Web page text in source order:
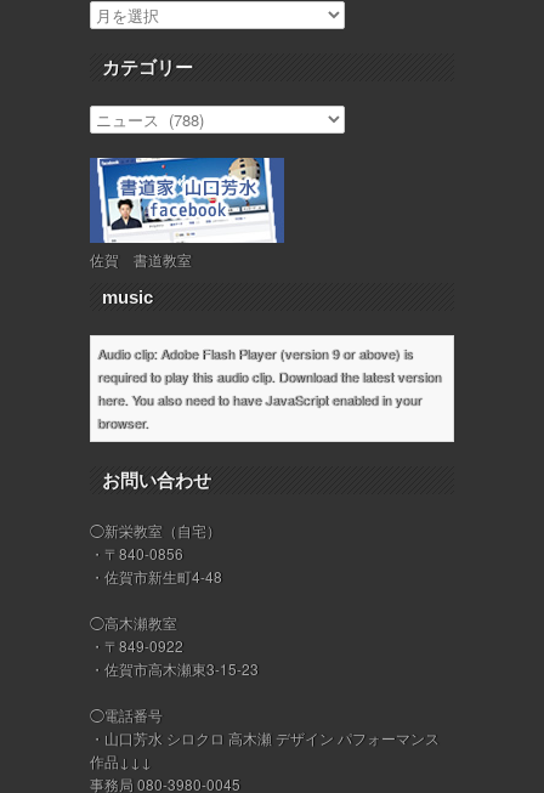
カテゴリー
佐賀 書道教室
music
Audio clip: Adobe Flash Player (version 9 or above) is
required to play this audio clip. Download the latest version
here. You also need to have JavaScript enabled in your
browser.
お問い合わせ
◯新栄教室（自宅）
・〒840-0856
・佐賀市新生町4-48
◯高木瀬教室
・〒849-0922
・佐賀市高木瀬東3-15-23
◯電話番号
・山口芳水 シロクロ 高木瀬 デザイン パフォーマンス
作品↓↓↓
事務局 080-3980-0045